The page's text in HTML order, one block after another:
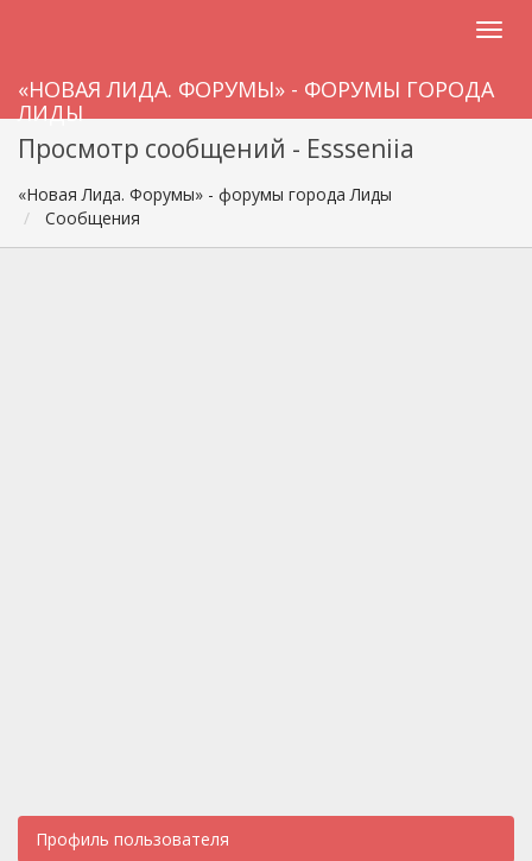
«НОВАЯ ЛИДА. ФОРУМЫ» - ФОРУМЫ ГОРОДА
ЛИДЫ
Просмотр сообщений - Essseniia
«Новая Лида. Форумы» - форумы города Лиды
Сообщения
Профиль пользователя